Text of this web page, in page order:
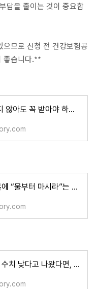
담을 줄이는 것이 중요합
므로 신청 전 건강보험공
좋습니다.**
국가 암검진, 아프지 않아도 꼭 받아야 하는 이유
의사들이 아침 공복에 “물부터 마시라”는 진짜 이유
건강검진에서 빈혈 수치 낮다고 나왔다면, 꼭 확인해야 할 것들